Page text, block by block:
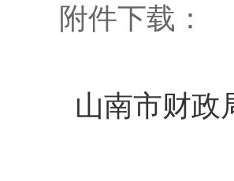
附件下载：
山南市财政